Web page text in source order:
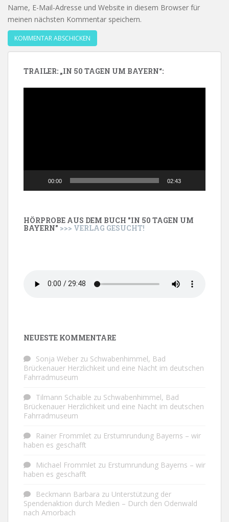
Name, E-Mail-Adresse und Website in diesem Browser für
meinen nächsten Kommentar speichern.
TRAILER: „IN 50 TAGEN UM BAYERN“:
00:00 02:43
HÖRPROBE AUS DEM BUCH "IN 50 TAGEN UM
BAYERN" >>> VERLAG GESUCHT!
NEUESTE KOMMENTARE
Sonja Weber zu Schwabenhimmel, Bad
Brückenauer Herzlichkeit und eine Nacht im deutschen
Fahrradmuseum
Tilmann Schaible zu Schwabenhimmel, Bad
Brückenauer Herzlichkeit und eine Nacht im deutschen
Fahrradmuseum
Rainer Frommlet zu Erstumrundung Bayerns – wir
haben es geschafft
Michael Frommlet zu Erstumrundung Bayerns – wir
haben es geschafft
Beckmann Barbara zu Unterstützung der
Spendenaktion durch Medien – Durch den Odenwald
nach Amorbach